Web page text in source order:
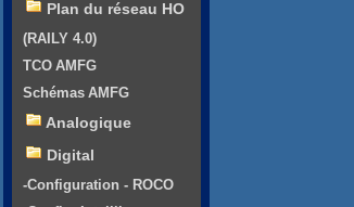
Plan du réseau HO
(RAILY 4.0)
TCO AMFG
Schémas AMFG
Analogique
Digital
-Configuration - ROCO